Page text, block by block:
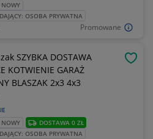
Promowane
OSOBA PRYWATNA
SZYBKA DOSTAWA
KOTWIENIE GARAŻ
BLASZAK 2x3 4x3
DOSTAWA 0 ZŁ
OSOBA PRYWATNA